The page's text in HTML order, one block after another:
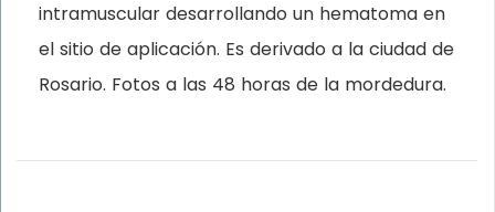
intramuscular desarrollando un hematoma en
el sitio de aplicación. Es derivado a la ciudad de
Rosario. Fotos a las 48 horas de la mordedura.